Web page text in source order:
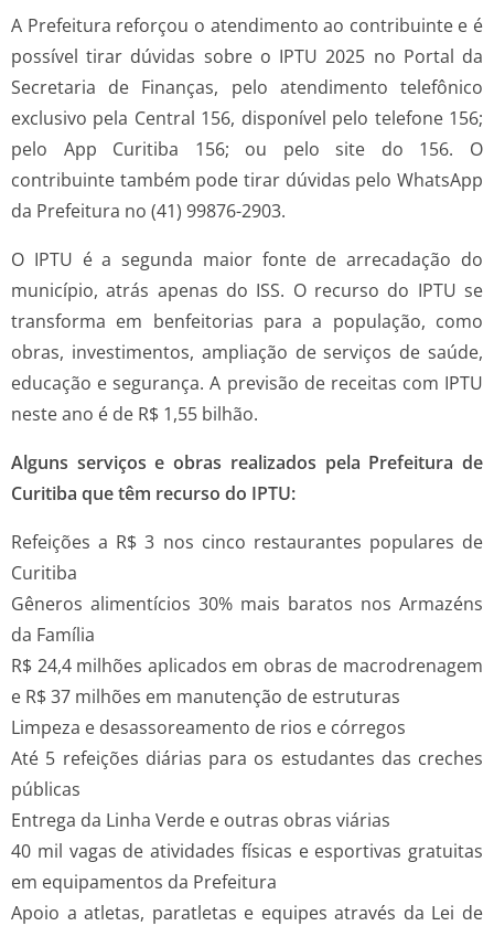
A Prefeitura reforçou o atendimento ao contribuinte e é
possível tirar dúvidas sobre o IPTU 2025 no Portal da
Secretaria de Finanças, pelo atendimento telefônico
exclusivo pela Central 156, disponível pelo telefone 156;
pelo App Curitiba 156; ou pelo site do 156. O
contribuinte também pode tirar dúvidas pelo WhatsApp
da Prefeitura no (41) 99876-2903.
O IPTU é a segunda maior fonte de arrecadação do
município, atrás apenas do ISS. O recurso do IPTU se
transforma em benfeitorias para a população, como
obras, investimentos, ampliação de serviços de saúde,
educação e segurança. A previsão de receitas com IPTU
neste ano é de R$ 1,55 bilhão.
Alguns serviços e obras realizados pela Prefeitura de
Curitiba que têm recurso do IPTU:
Refeições a R$ 3 nos cinco restaurantes populares de
Curitiba
Gêneros alimentícios 30% mais baratos nos Armazéns
da Família
R$ 24,4 milhões aplicados em obras de macrodrenagem
e R$ 37 milhões em manutenção de estruturas
Limpeza e desassoreamento de rios e córregos
Até 5 refeições diárias para os estudantes das creches
públicas
Entrega da Linha Verde e outras obras viárias
40 mil vagas de atividades físicas e esportivas gratuitas
em equipamentos da Prefeitura
Apoio a atletas, paratletas e equipes através da Lei de